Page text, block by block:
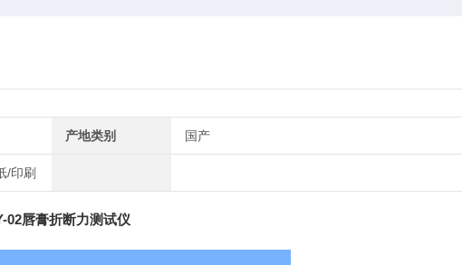
产地类别 国产
/印刷
02唇膏折断力测试仪